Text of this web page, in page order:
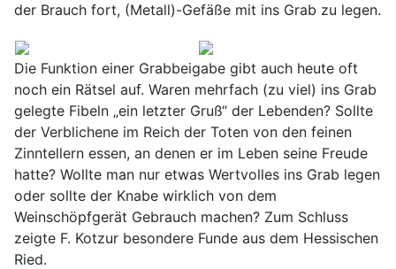
der Brauch fort, (Metall)-Gefäße mit ins Grab zu legen.
Die Funktion einer Grabbeigabe gibt auch heute oft
noch ein Rätsel auf. Waren mehrfach (zu viel) ins Grab
gelegte Fibeln „ein letzter Gruß“ der Lebenden? Sollte
der Verblichene im Reich der Toten von den feinen
Zinntellern essen, an denen er im Leben seine Freude
hatte? Wollte man nur etwas Wertvolles ins Grab legen
oder sollte der Knabe wirklich von dem
Weinschöpfgerät Gebrauch machen? Zum Schluss
zeigte F. Kotzur besondere Funde aus dem Hessischen
Ried.